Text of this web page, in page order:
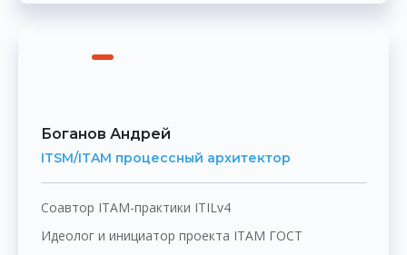
Боганов Андрей
ITSM/ITAM процессный архитектор
Соавтор ITAM-практики ITILv4
Идеолог и инициатор проекта ITAM ГОСТ